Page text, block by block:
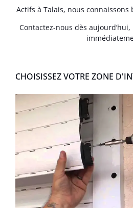
Actifs à Talais, nous connaissons
Contactez-nous dès
CHOISISSEZ VOTRE ZONE